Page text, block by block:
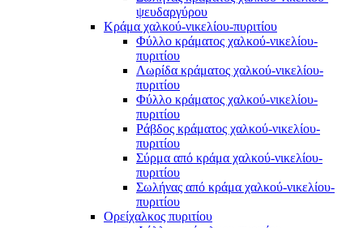
ψευδαργύρου
Κράμα χαλκού-νικελίου-πυριτίου
Φύλλο κράματος χαλκού-νικελίου-
πυριτίου
Λωρίδα κράματος χαλκού-νικελίου-
πυριτίου
Φύλλο κράματος χαλκού-νικελίου-
πυριτίου
Ράβδος κράματος χαλκού-νικελίου-
πυριτίου
Σύρμα από κράμα χαλκού-νικελίου-
πυριτίου
Σωλήνας από κράμα χαλκού-νικελίου-
πυριτίου
Ορείχαλκος πυριτίου